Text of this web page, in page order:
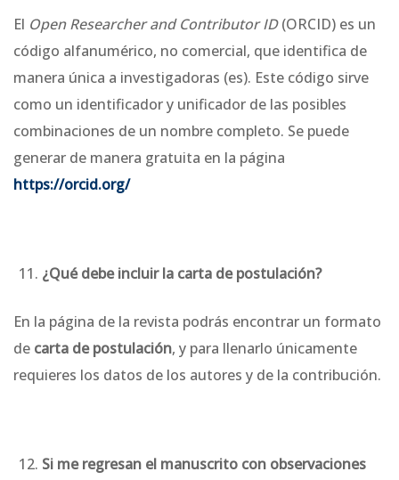
El Open Researcher and Contributor ID(ORCID) es un
código alfanumérico, no comercial, que identifica de
manera única a investigadoras (es). Este código sirve
como un identificador y unificador de las posibles
combinaciones de un nombre completo. Se puede
generar de manera gratuita en la página
https://orcid.org/
¿Qué debe incluir la carta de postulación?
En la página de la revista podrás encontrar un formato
de carta de postulación, y para llenarlo únicamente
requieres los datos de los autores y de la contribución.
Si me regresan el manuscrito con observaciones